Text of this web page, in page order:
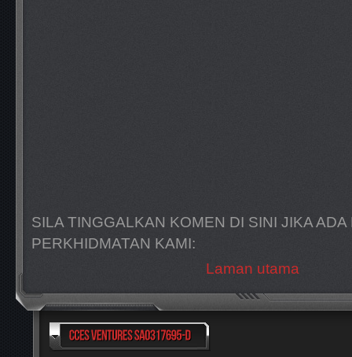
SILA TINGGALKAN KOMEN DI SINI JIKA
PERKHIDMATAN KAMI:
Laman utama